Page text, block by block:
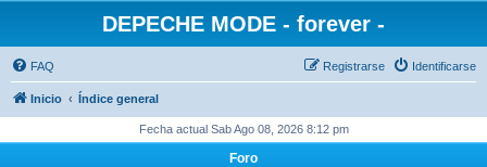
DEPECHE MODE - forever -
FAQ Identificarse
Registrarse
Inicio Índice general
Fecha actual Sab Ago 08, 2026 8:12 pm
Foro